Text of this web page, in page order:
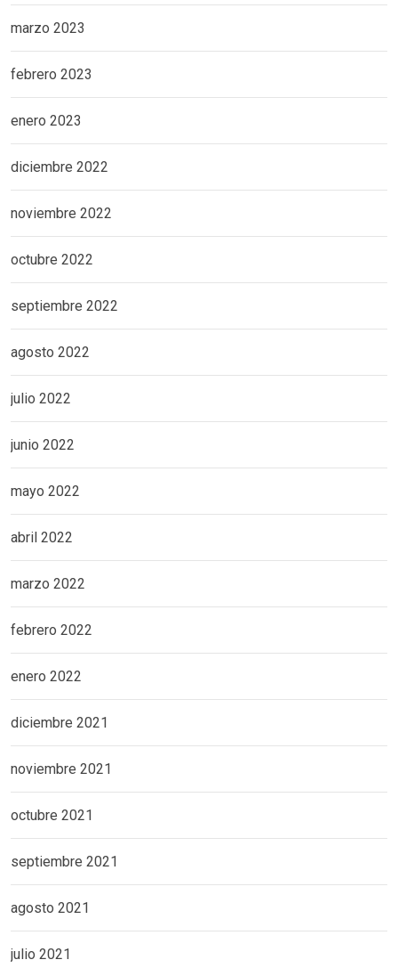
marzo 2023
febrero 2023
enero 2023
diciembre 2022
noviembre 2022
octubre 2022
septiembre 2022
agosto 2022
julio 2022
junio 2022
mayo 2022
abril 2022
marzo 2022
febrero 2022
enero 2022
diciembre 2021
noviembre 2021
octubre 2021
septiembre 2021
agosto 2021
julio 2021